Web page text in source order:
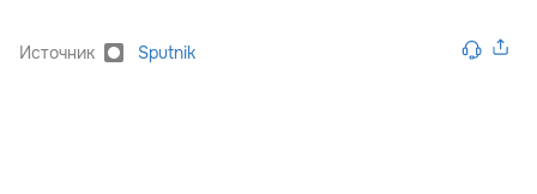
Источник Sputnik